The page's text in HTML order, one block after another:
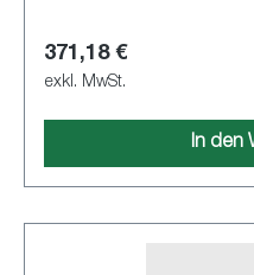
371,18 €
exkl. MwSt.
In den